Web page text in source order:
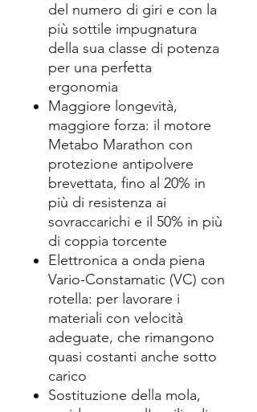
del numero di giri e con la
più sottile impugnatura
della sua classe di potenza
per una perfetta
ergonomia
Maggiore longevità,
maggiore forza: il motore
Metabo Marathon con
protezione antipolvere
brevettata, fino al 20% in
più di resistenza ai
sovraccarichi e il 50% in più
di coppia torcente
Elettronica a onda piena
Vario-Constamatic (VC) con
rotella: per lavorare i
materiali con velocità
adeguate, che rimangono
quasi costanti anche sotto
carico
Sostituzione della mola,